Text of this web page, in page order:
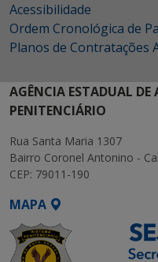
Acessibilidade
Ordem Cronológica de
Planos de Contratações
AGÊNCIA ESTADUAL
PENITENCIÁRIO
Rua Santa Maria 1307
Bairro Coronel Antonino -
CEP: 79011-190
MAPA